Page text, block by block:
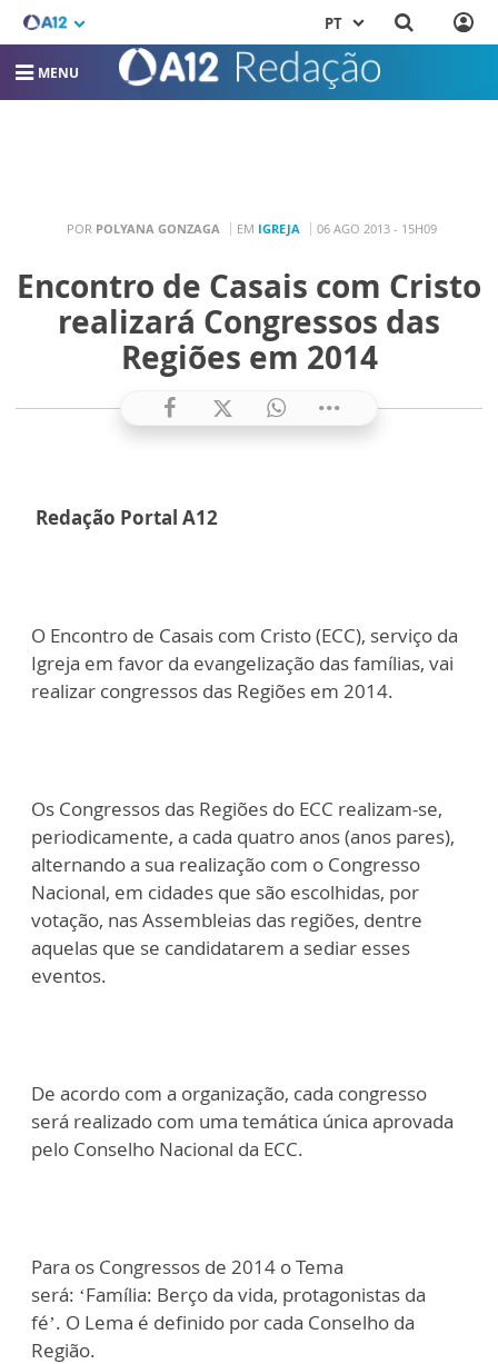
PT
MENU
POR POLYANA GONZAGA EM IGREJA 06 AGO 2013 - 15H09
Encontro de Casais com Cristo
realizará Congressos das
Regiões em 2014
Redação Portal A12
O Encontro de Casais com Cristo (ECC), serviço da
Igreja em favor da evangelização das famílias, vai
realizar congressos das Regiões em 2014.
Os Congressos das Regiões do ECC realizam-se,
periodicamente, a cada quatro anos (anos pares),
alternando a sua realização com o Congresso
Nacional, em cidades que são escolhidas, por
votação, nas Assembleias das regiões, dentre
aquelas que se candidatarem a sediar esses
eventos.
De acordo com a organização, cada congresso
será realizado com uma temática única aprovada
pelo Conselho Nacional da ECC.
Para os Congressos de 2014 o Tema
será: ‘Família: Berço da vida, protagonistas da
fé’. O Lema é definido por cada Conselho da
Região.